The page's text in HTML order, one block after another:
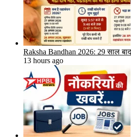
Raksha Bandhan 2026: 29 साल
13 hours ago